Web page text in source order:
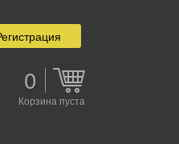
0
Корзина пуста